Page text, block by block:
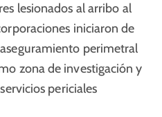
lesionados al arribo al
iniciaron de
perimetral
zona de investigación y
periciales